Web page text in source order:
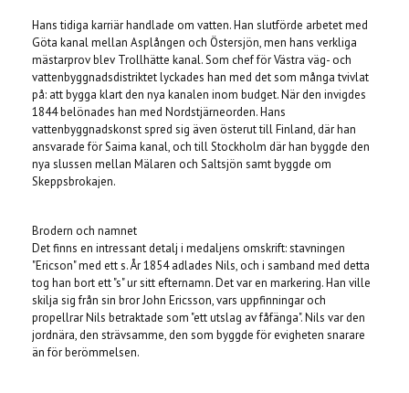
Hans tidiga karriär handlade om vatten. Han slutförde arbetet med
Göta kanal mellan Asplången och Östersjön, men hans verkliga
mästarprov blev Trollhätte kanal. Som chef för Västra väg- och
vattenbyggnadsdistriktet lyckades han med det som många tvivlat
på: att bygga klart den nya kanalen inom budget. När den invigdes
1844 belönades han med Nordstjärneorden. Hans
vattenbyggnadskonst spred sig även österut till Finland, där han
ansvarade för Saima kanal, och till Stockholm där han byggde den
nya slussen mellan Mälaren och Saltsjön samt byggde om
Skeppsbrokajen.
Brodern och namnet
Det finns en intressant detalj i medaljens omskrift: stavningen
"Ericson" med ett s. År 1854 adlades Nils, och i samband med detta
tog han bort ett "s" ur sitt efternamn. Det var en markering. Han ville
skilja sig från sin bror John Ericsson, vars uppfinningar och
propellrar Nils betraktade som "ett utslag av fåfänga". Nils var den
jordnära, den strävsamme, den som byggde för evigheten snarare
än för berömmelsen.